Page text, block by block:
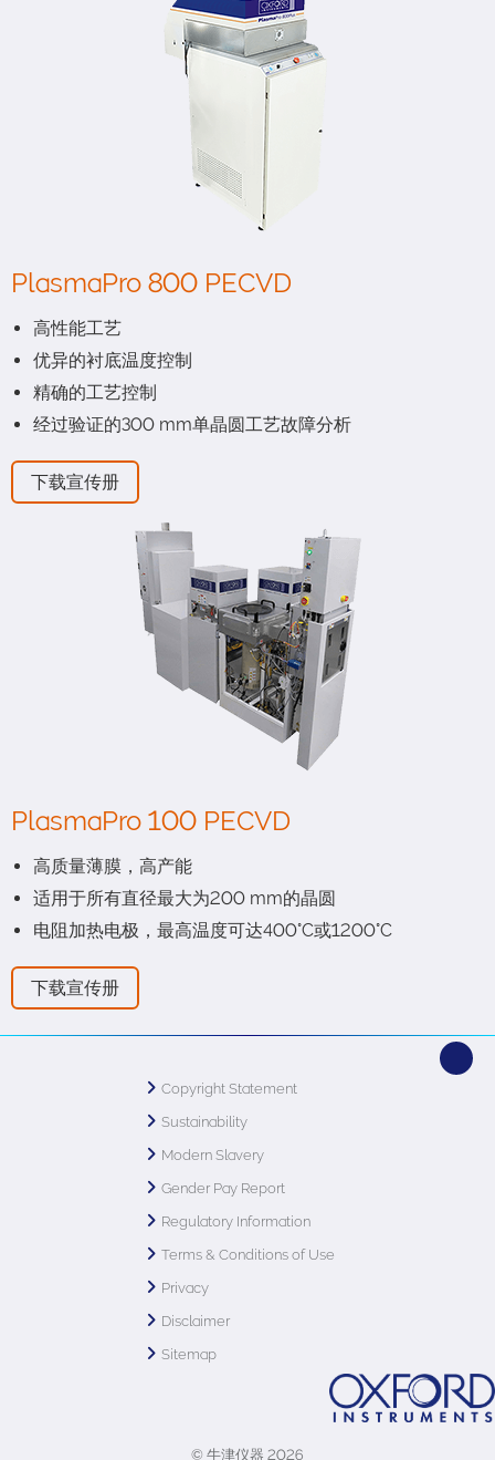
PlasmaPro 800 PECVD
高性能工艺
优异的衬底温度控制
精确的工艺控制
经过验证的300 mm单晶圆工艺故障分析
下载宣传册
PlasmaPro 100 PECVD
高质量薄膜，高产能
适用于所有直径最大为200 mm的晶圆
电阻加热电极，最高温度可达400°C或1200°C
下载宣传册
Copyright Statement
Sustainability
Modern Slavery
Gender Pay Report
Regulatory Information
Terms & Conditions of Use
Privacy
Disclaimer
Sitemap
© 牛津仪器 2026